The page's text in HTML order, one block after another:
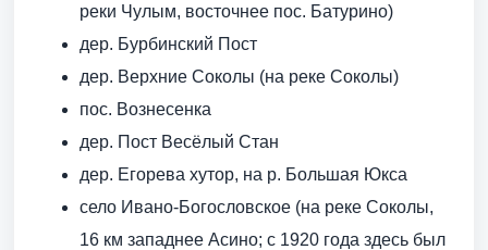
реки Чулым, восточнее пос. Батурино)
дер. Бурбинский Пост
дер. Верхние Соколы (на реке Соколы)
пос. Вознесенка
дер. Пост Весёлый Стан
дер. Егорева хутор, на р. Большая Юкса
село Ивано-Богословское (на реке Соколы,
16 км западнее Асино; с 1920 года здесь был